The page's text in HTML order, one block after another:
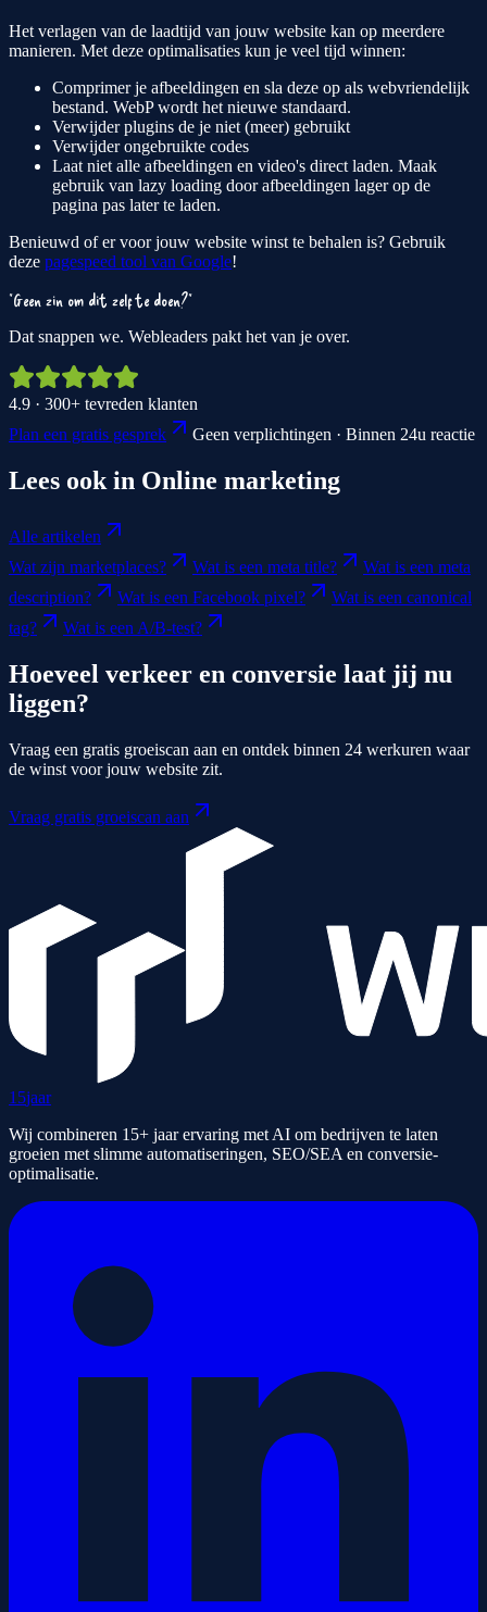
Het verlagen van de laadtijd van jouw website kan op meerdere
manieren. Met deze optimalisaties kun je veel tijd winnen:
Comprimer je afbeeldingen en sla deze op als webvriendelijk
bestand. WebP wordt het nieuwe standaard.
Verwijder plugins de je niet (meer) gebruikt
Verwijder ongebruikte codes
Laat niet alle afbeeldingen en video's direct laden. Maak
gebruik van lazy loading door afbeeldingen lager op de
pagina pas later te laden.
Benieuwd of er voor jouw website winst te behalen is? Gebruik
deze pagespeed tool van Google!
"Geen zin om dit zelf te doen?"
Dat snappen we. Webleaders pakt het van je over.
4.9 · 300+ tevreden klanten
Plan een gratis gesprek
Geen verplichtingen · Binnen 24u reactie
Lees ook in Online marketing
Alle artikelen
Wat zijn marketplaces?
Wat is een meta title?
Wat is een meta
description?
Wat is een Facebook pixel?
Wat is een canonical
tag?
Wat is een A/B-test?
Hoeveel verkeer en conversie laat jij nu
liggen?
Vraag een gratis groeiscan aan en ontdek binnen 24 werkuren waar
de winst voor jouw website zit.
Vraag gratis groeiscan aan
15jaar
Wij combineren 15+ jaar ervaring met AI om bedrijven te laten
groeien met slimme automatiseringen, SEO/SEA en conversie-
optimalisatie.